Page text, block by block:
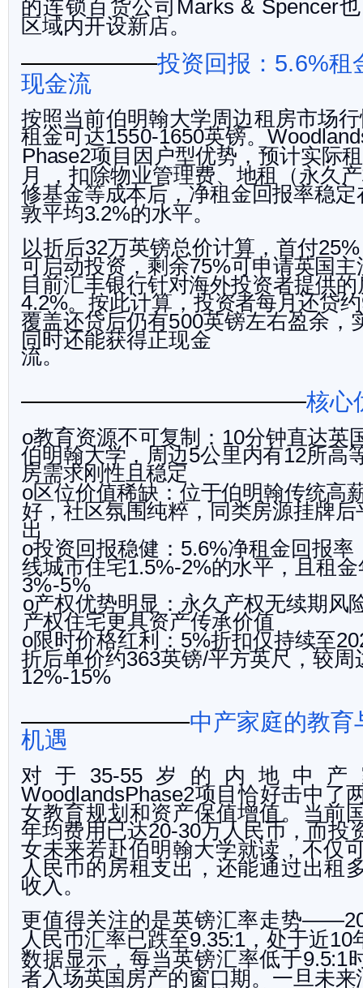
Marks & Spencer
区域内开设新店。
投资回报： 5.6%租
现金流
按照当前伯明翰大学周边租房市场
租金可达1550-1650英镑。
Phase2项目因户型优势，预计实际
月 ，扣除物业管理费、地租（永久
修基金等成本后，净租金回报率稳定
敦平均3.2%的水平。
以折后32万英镑总价计算，首付25%
可启动投资，剩余75%可申请英国
目前汇丰银行针对海外投资者提供
4.2%。按此计算，投资者每月还贷约
覆盖还贷后仍有500英镑左右盈余，
同时还能获得正现金
流。
核心
o教育资源不可复制： 10分钟直达英
伯明翰大学，周边5公里内有12所高
房需求刚性且稳定
o区位价值稀缺：位于伯明翰传统高
好，社区氛围纯粹，同类房源挂牌后
出
o投资回报稳健： 5.6%净租金回报率
线城市住宅1.5%-2%的水平，且租
3%-5%
o产权优势明显：永久产权无续期风
产权住宅更具资产传承价值
o限时价格红利： 5%折扣仅持续至
折后单价约363英镑/平方英尺，较周
12%-15%
中产家庭的教
机遇
对于 35-55 岁的内地中产
WoodlandsPhase2项目恰好击中了
女教育规划和资产保值增值。当前
年均费用已达20-30万人民币，而投
女未来若赴伯明翰大学就读，不仅
人民币的房租支出，还能通过出租
收入。
更值得关注的是英镑汇率走势
人民币汇率已跌至9.35:1 ，处于近10
数据显示，每当英镑汇率低于9.5:1
者入场英国房产的窗口期。一旦未